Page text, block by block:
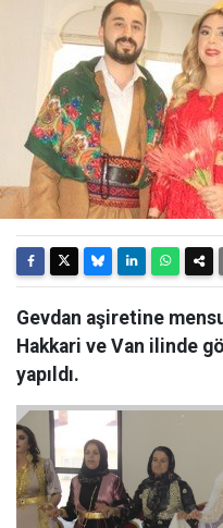
Gevdan aşiretine
Hakkari ve Van ilinde
yapıldı.